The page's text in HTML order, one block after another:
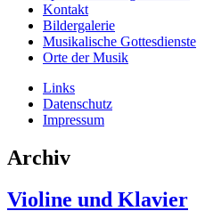
Kontakt
Bildergalerie
Musikalische Gottesdienste
Orte der Musik
Links
Datenschutz
Impressum
Archiv
Violine und Klavier